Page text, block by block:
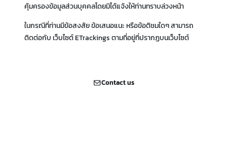
คุ้มครองข้อมูลส่วนบุคคลโดยมิได้แจ้งให้ท่านทราบล่วงหน้า
ในกรณีที่ท่านมีข้อสงสัย ข้อเสนอแนะ หรือข้อติชมใดๆ สามารถ
ติดต่อกับ เว็บไซต์ ETrackings ตามที่อยู่ที่ปรากฏบนเว็บไซต์
Contact us